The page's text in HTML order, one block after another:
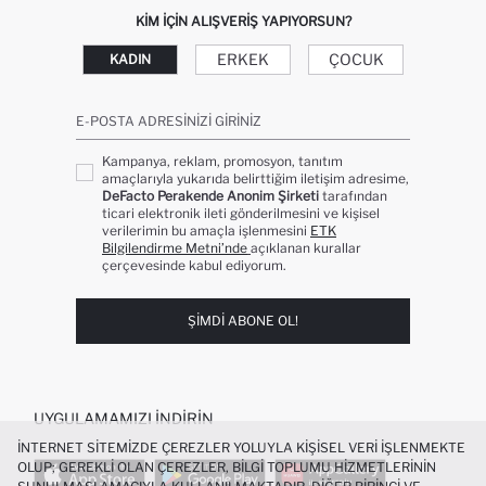
KIM IÇIN ALIŞVERIŞ YAPIYORSUN?
KADIN ERKEK ÇOCUK
E-POSTA ADRESINIZI GIRINIZ
Kampanya, reklam, promosyon, tanıtım
amaçlarıyla yukarıda belirttiğim iletişim adresime,
DeFacto Perakende Anonim Şirketi tarafından
ticari elektronik ileti gönderilmesini ve kişisel
verilerimin bu amaçla işlenmesini ETK
Bilgilendirme Metni’nde açıklanan kurallar
çerçevesinde kabul ediyorum.
ŞIMDI ABONE OL!
UYGULAMAMIZI İNDIRIN
İNTERNET SITEMIZDE ÇEREZLER YOLUYLA KIŞISEL VERI IŞLENMEKTE
OLUP; GEREKLI OLAN ÇEREZLER, BILGI TOPLUMU HIZMETLERININ